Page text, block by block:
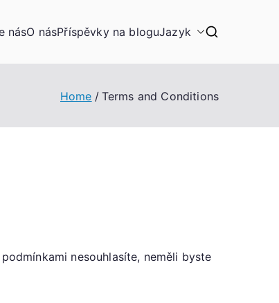
násO násPříspěvky na bloguJazyk
Home Terms and Conditions
nesouhlasíte, neměli byste